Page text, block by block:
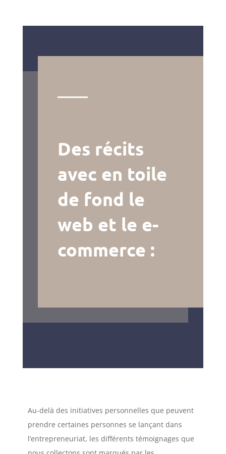
Des récits
avec en toile
de fond le
web et le e-
commerce :
Au-delà des initiatives personnelles que peuvent
prendre certaines personnes se lançant dans
l’entrepreneuriat, les différents témoignages que